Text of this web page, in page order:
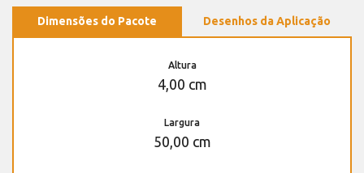
Dimensões do Pacote Desenhos da Aplicação
Altura
4,00 cm
Largura
50,00 cm